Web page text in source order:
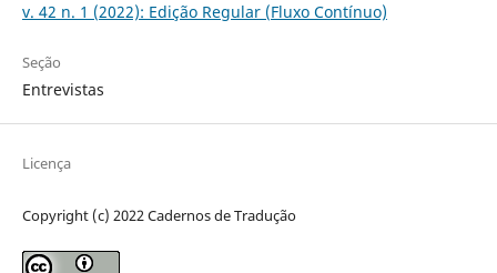
v. 42 n. 1 (2022): Edição Regular (Fluxo Contínuo)
Seção
Entrevistas
Licença
Copyright (c) 2022 Cadernos de Tradução